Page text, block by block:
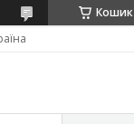
Кошик